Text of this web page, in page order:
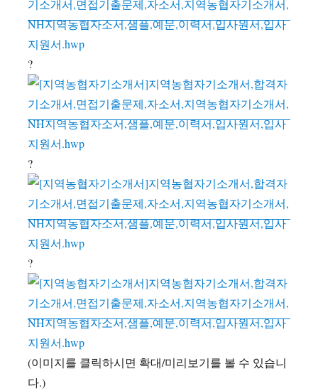
?
?
?
(이미지를 클릭하시면 확대/미리보기를 볼 수 있습니
다.)